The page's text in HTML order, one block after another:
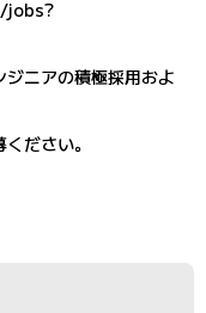
jobs?
ニアの積極採用およ
ださい。